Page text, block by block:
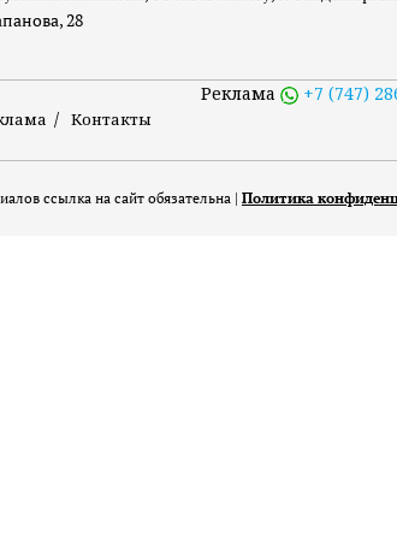
28
Контакты
Реклама +7 (747)
ссылка на сайт обязательна | Политика